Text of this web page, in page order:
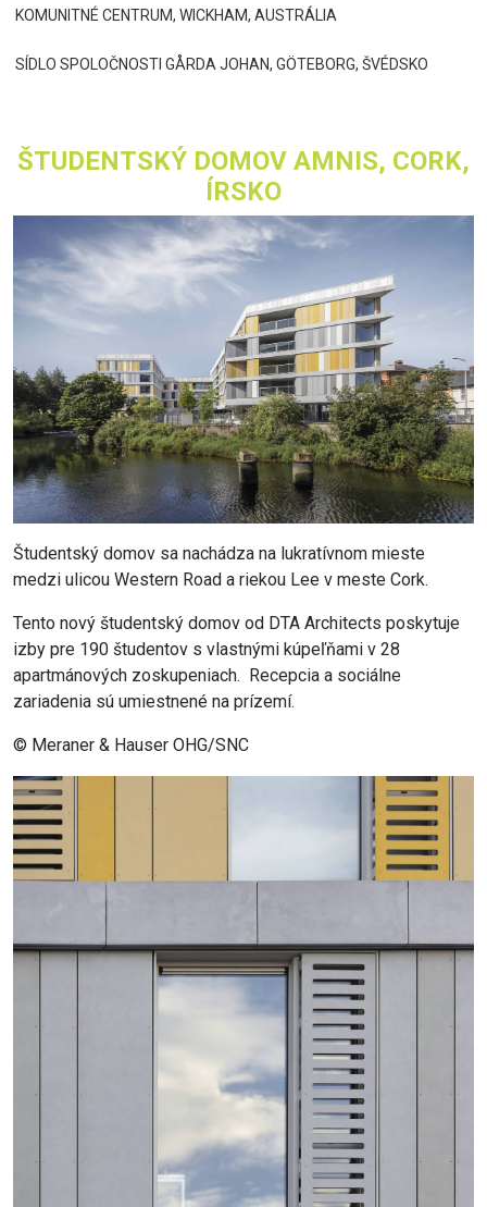
KOMUNITNÉ CENTRUM, WICKHAM, AUSTRÁLIA
SÍDLO SPOLOČNOSTI GÅRDA JOHAN, GÖTEBORG, ŠVÉDSKO
ŠTUDENTSKÝ DOMOV AMNIS, CORK,
ÍRSKO
Študentský domov sa nachádza na lukratívnom mieste
medzi ulicou Western Road a riekou Lee v meste Cork.
Tento nový študentský domov od DTA Architects poskytuje
izby pre 190 študentov s vlastnými kúpeľňami v 28
apartmánových zoskupeniach. Recepcia a sociálne
zariadenia sú umiestnené na prízemí.
© Meraner & Hauser OHG/SNC